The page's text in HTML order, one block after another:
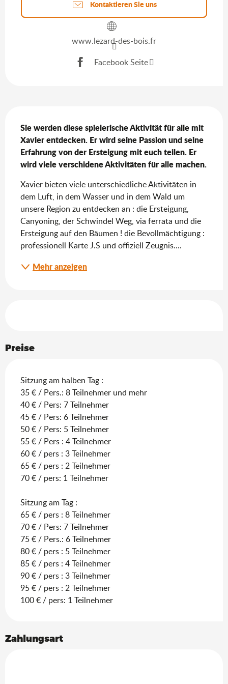
Kontaktieren Sie uns
www.lezard-des-bois.fr
Facebook Seite
Sie werden diese spielerische Aktivität für alle mit
Xavier entdecken. Er wird seine Passion und seine
Erfahrung von der Ersteigung mit euch teilen. Er
wird viele verschidene Aktivitäten für alle machen.
Xavier bieten viele unterschiedliche Aktivitäten in
dem Luft, in dem Wasser und in dem Wald um
unsere Region zu entdecken an : die Ersteigung,
Canyoning, der Schwindel Weg, via ferrata und die
Ersteigung auf den Bäumen ! die Bevollmächtigung :
professionell Karte J.S und offiziell Zeugnis....
Mehr anzeigen
Preise
Sitzung am halben Tag :
35 € / Pers.: 8 Teilnehmer und mehr
40 € / Pers: 7 Teilnehmer
45 € / Pers: 6 Teilnehmer
50 € / Pers: 5 Teilnehmer
55 € / Pers : 4 Teilnehmer
60 € / pers : 3 Teilnehmer
65 € / pers : 2 Teilnehmer
70 € / pers: 1 Teilnehmer
Sitzung am Tag :
65 € / pers : 8 Teilnehmer
70 € / Pers: 7 Teilnehmer
75 € / Pers.: 6 Teilnehmer
80 € / pers : 5 Teilnehmer
85 € / pers : 4 Teilnehmer
90 € / pers : 3 Teilnehmer
95 € / pers : 2 Teilnehmer
100 € / pers: 1 Teilnehmer
Zahlungsart